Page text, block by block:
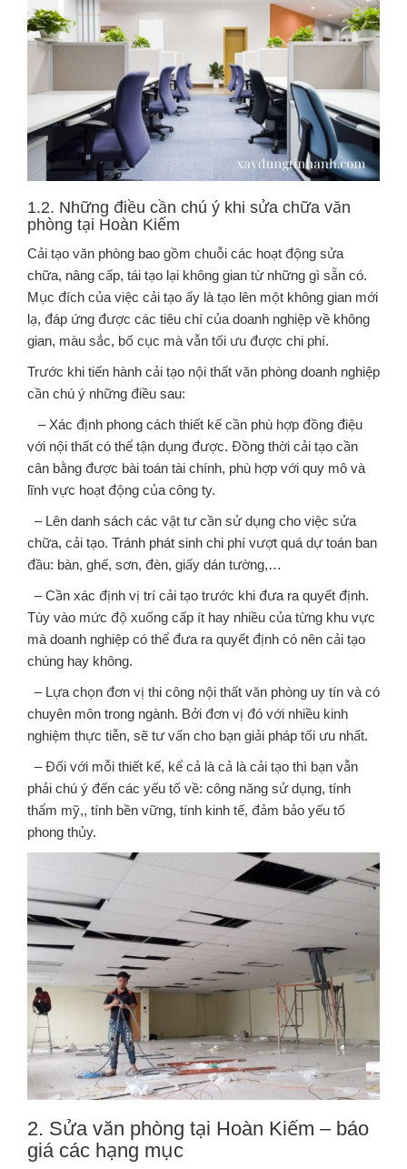
1.2. Những điều cần chú ý khi sửa chữa văn
phòng tại Hoàn Kiếm
Cải tạo văn phòng bao gồm chuỗi các hoạt động sửa
chữa, nâng cấp, tái tạo lại không gian từ những gì sẵn có.
Mục đích của việc cải tạo ấy là tạo lên một không gian mới
lạ, đáp ứng được các tiêu chí của doanh nghiệp về không
gian, màu sắc, bố cục mà vẫn tối ưu được chi phí.
Trước khi tiến hành cải tạo nội thất văn phòng doanh nghiệp
cần chú ý những điều sau:
– Xác định phong cách thiết kế cần phù hợp đồng điệu
với nội thất có thể tận dụng được. Đồng thời cải tạo cần
cân bằng được bài toán tài chính, phù hợp với quy mô và
lĩnh vực hoạt động của công ty.
– Lên danh sách các vật tư cần sử dụng cho việc sửa
chữa, cải tạo. Tránh phát sinh chi phí vượt quá dự toán ban
đầu: bàn, ghế, sơn, đèn, giấy dán tường,…
– Cần xác định vị trí cải tạo trước khi đưa ra quyết định.
Tùy vào mức độ xuống cấp ít hay nhiều của từng khu vực
mà doanh nghiệp có thể đưa ra quyết định có nên cải tạo
chúng hay không.
– Lựa chọn đơn vị thi công nội thất văn phòng uy tín và có
chuyên môn trong ngành. Bởi đơn vị đó với nhiều kinh
nghiệm thực tiễn, sẽ tư vấn cho bạn giải pháp tối ưu nhất.
– Đối với mỗi thiết kế, kể cả là cả là cải tạo thì bạn vẫn
phải chú ý đến các yếu tố về: công năng sử dụng, tính
thẩm mỹ,, tính bền vững, tính kinh tế, đảm bảo yếu tố
phong thủy.
2. Sửa văn phòng tại Hoàn Kiếm – báo
giá các hạng mục